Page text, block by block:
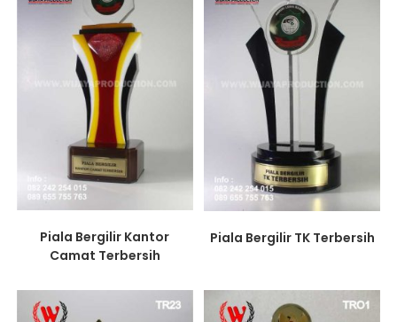
Piala Bergilir Kantor
Camat Terbersih
Piala Bergilir TK Terbersih